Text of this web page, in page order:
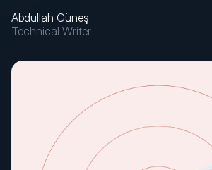
Abdullah Güneş
Technical Writer